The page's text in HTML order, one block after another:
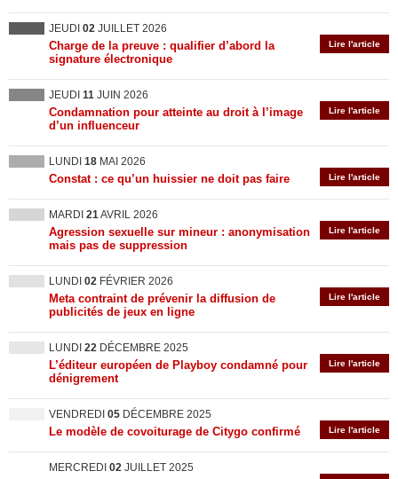
JEUDI 02 JUILLET 2026
Lire l'article
Charge de la preuve : qualifier d’abord la
signature électronique
JEUDI 11 JUIN 2026
Lire l'article
Condamnation pour atteinte au droit à l’image
d’un influenceur
LUNDI 18 MAI 2026
Lire l'article
Constat : ce qu’un huissier ne doit pas faire
MARDI 21AVRIL 2026
Lire l'article
Agression sexuelle sur mineur : anonymisation
mais pas de suppression
LUNDI 02 FÉVRIER 2026
Lire l'article
Meta contraint de prévenir la diffusion de
publicités de jeux en ligne
LUNDI 22 DÉCEMBRE 2025
Lire l'article
L’éditeur européen de Playboy condamné pour
dénigrement
VENDREDI 05 DÉCEMBRE 2025
Lire l'article
Le modèle de covoiturage de Citygo confirmé
MERCREDI 02 JUILLET 2025